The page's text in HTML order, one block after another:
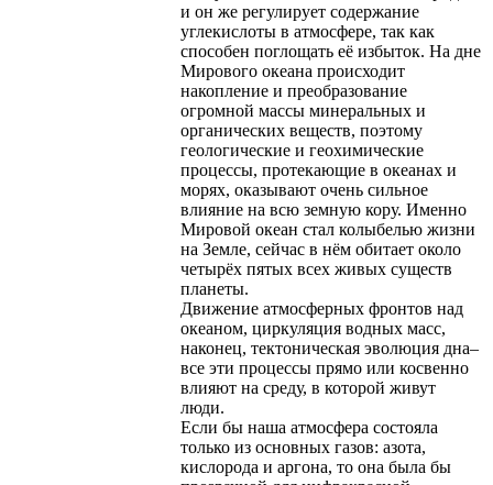
и он же регулирует содержание
углекислоты в атмосфере, так как
способен поглощать её избыток. На дне
Мирового океана происходит
накопление и преобразование
огромной массы минеральных и
органических веществ, поэтому
геологические и геохимические
процессы, протекающие в океанах и
морях, оказывают очень сильное
влияние на всю земную кору. Именно
Мировой океан стал колыбелью жизни
на Земле, сейчас в нём обитает около
четырёх пятых всех живых существ
планеты.
Движение атмосферных фронтов над
океаном, циркуляция водных масс,
наконец, тектоническая эволюция дна–
все эти процессы прямо или косвенно
влияют на среду, в которой живут
люди.
Если бы наша атмосфера состояла
только из основных газов: азота,
кислорода и аргона, то она была бы